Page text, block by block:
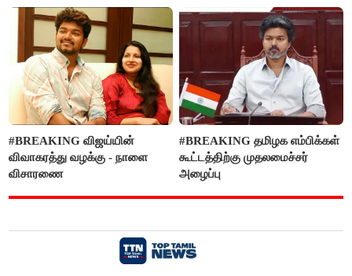
FSSAI தடை
செய்த கொடூரம்
#BREAKING விஜய்யின்
விவாகரத்து வழக்கு - நாளை
விசாரணை
#BREAKING தமிழக எம்பிக்கள்
கூட்டத்திற்கு முதலமைச்சர்
அழைப்பு